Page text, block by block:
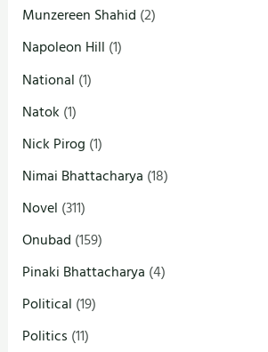
Munzereen Shahid (2)
Napoleon Hill (1)
National (1)
Natok (1)
Nick Pirog (1)
Nimai Bhattacharya (18)
Novel (311)
Onubad (159)
Pinaki Bhattacharya (4)
Political (19)
Politics (11)